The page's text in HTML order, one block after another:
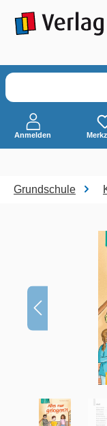
springen
Anmelden
Grundschule
Bildergalerie